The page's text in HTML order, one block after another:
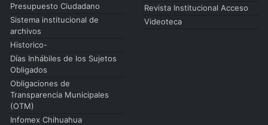
Presupuesto Ciudadano
Sistema institucional de
archivos
Historico-
Días Inhábiles de los Sujetos
Obligados
Obligaciones de
Transparencia Municipales
(OTM)
Infomex Chihuahua
Revista Institucional Acceso
Videoteca